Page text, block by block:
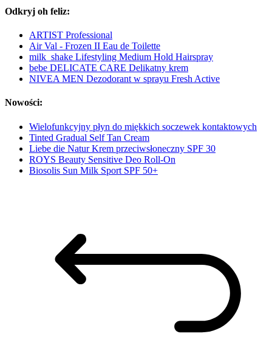
Odkryj oh feliz:
ARTIST Professional
Air Val - Frozen II Eau de Toilette
milk_shake Lifestyling Medium Hold Hairspray
bebe DELICATE CARE Delikatny krem
NIVEA MEN Dezodorant w sprayu Fresh Active
Nowości:
Wielofunkcyjny płyn do miękkich soczewek kontaktowych
Tinted Gradual Self Tan Cream
Liebe die Natur Krem przeciwsłoneczny SPF 30
ROYS Beauty Sensitive Deo Roll-On
Biosolis Sun Milk Sport SPF 50+